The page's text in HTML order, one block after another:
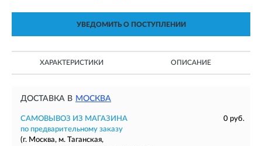
УВЕДОМИТЬ О ПОСТУПЛЕНИИ
ХАРАКТЕРИСТИКИ ОПИСАНИЕ
ДОСТАВКА В МОСКВА
САМОВЫВОЗ ИЗ МАГАЗИНА
0 руб.
по предварительному заказу
(г. Москва, м. Таганская,